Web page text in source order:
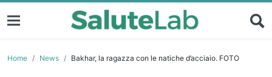
Home News Bakhar, la ragazza con le natiche d’acciaio. FOTO